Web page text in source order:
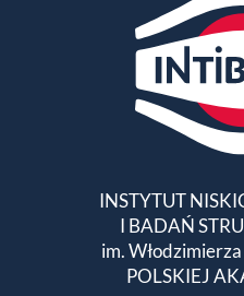
INSTYTUT
I BADAŃ
im.
POLSKIEJ